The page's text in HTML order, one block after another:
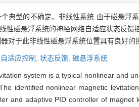
典型的不确定、非线性系统.由于磁悬浮
性磁悬浮系统的神经网络自适应状态反
对于此非线性磁悬浮系统位置具有良好
自适应控制, 状态反馈, 磁悬浮系统
system is a typical nonlinear and
identified nonlinear magnetic
and adaptive PID controller of